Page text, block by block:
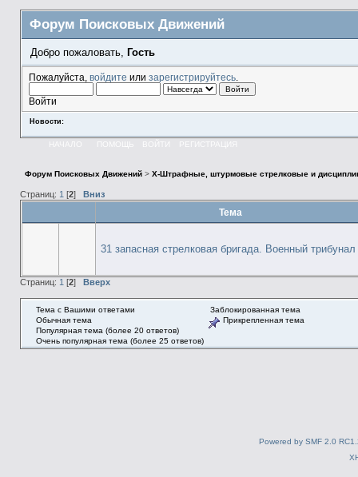
Форум Поисковых Движений
Добро пожаловать, Гость
Пожалуйста, войдите или зарегистрируйтесь.
Войти
Новости:
НАЧАЛО ПОМОЩЬ ВОЙТИ РЕГИСТРАЦИЯ
Форум Поисковых Движений> X-Штрафные, штурмовые стрелковые и
Страниц: 1 [2] Вниз
Тема
31 запасная стрелковая бригада. Военный трибунал
Страниц: 1 [2] Вверх
Тема с Вашими ответами
Обычная тема
Популярная тема (более 20 ответов)
Очень популярная тема (более 25 ответов)
Заблокированная тема
Прикрепленная тема
Powered by SMF 2.0